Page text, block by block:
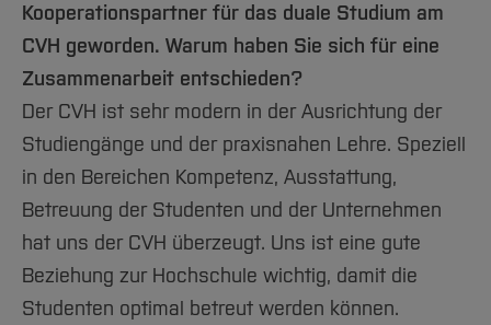
Arbeiten im FB G
Forschung und Projekte
International
Team
Service
Studiengänge
Studieninteressierte
Aktuelles
Studium
Fachgruppen
International
Team
Service
Amtliche Bekanntmachungen
Notfall-Infos
BO Shop
Familiengerechte Hochschule
Gleichstellung
Diskriminierungsfreie Hochschule
Vertretungen
Wahlen
Hochschulbibliothek
Hochschulkommunikation
Medienzentrum
qed-Stiftung
Zentrale Studienberatung
Kooperationspartner für das duale Studium am
CVH geworden. Warum haben Sie sich für eine
Zusammenarbeit entschieden?
Der CVH ist sehr modern in der Ausrichtung der
Studiengänge und der praxisnahen Lehre. Speziell
in den Bereichen Kompetenz, Ausstattung,
Betreuung der Studenten und der Unternehmen
hat uns der CVH überzeugt. Uns ist eine gute
Beziehung zur Hochschule wichtig, damit die
Studenten optimal betreut werden können.